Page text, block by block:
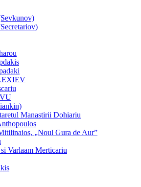
Manastirii Dohiariu
„Noul Gura de Aur”
Varlaam Merticariu